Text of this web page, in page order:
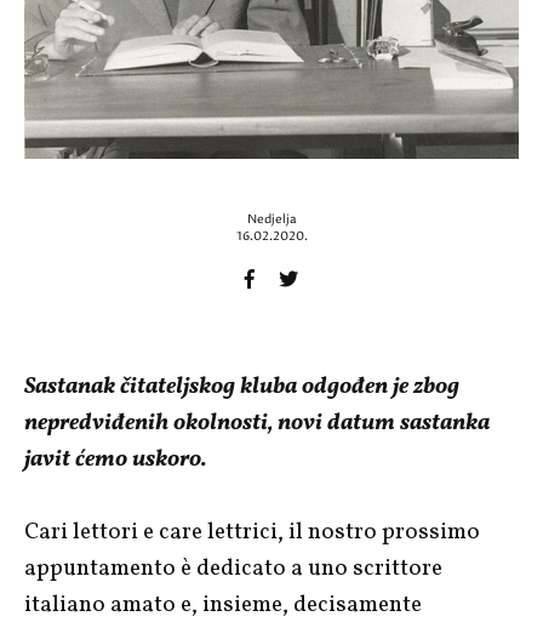
Nedjelja
16.02.2020.
Sastanak čitateljskog kluba odgođen je zbog
nepredviđenih okolnosti, novi datum sastanka
javit ćemo uskoro.
Cari lettori e care lettrici, il nostro prossimo
appuntamento è dedicato a uno scrittore
italiano amato e, insieme, decisamente